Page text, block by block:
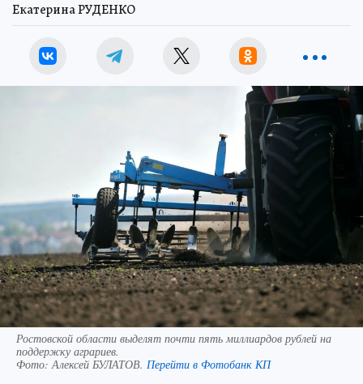
Екатерина РУДЕНКО
Ростовской области выделят почти пять миллиардов рублей на
поддержку аграриев.
Фото: Алексей БУЛАТОВ. Перейти в Фотобанк КП